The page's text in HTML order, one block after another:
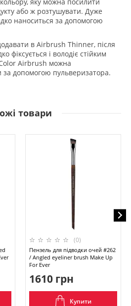
або ж розтушувати. Дуже
наноситься за допомогою
в Airbrush Thinner, після
фіксується і володіє стійким
Airbrush можна
за допомогою пульверизатора.
товари
(0)
Пензель для підводки очей #262
/ Angled eyeliner brush Make Up
For Ever
1610 грн
Купити